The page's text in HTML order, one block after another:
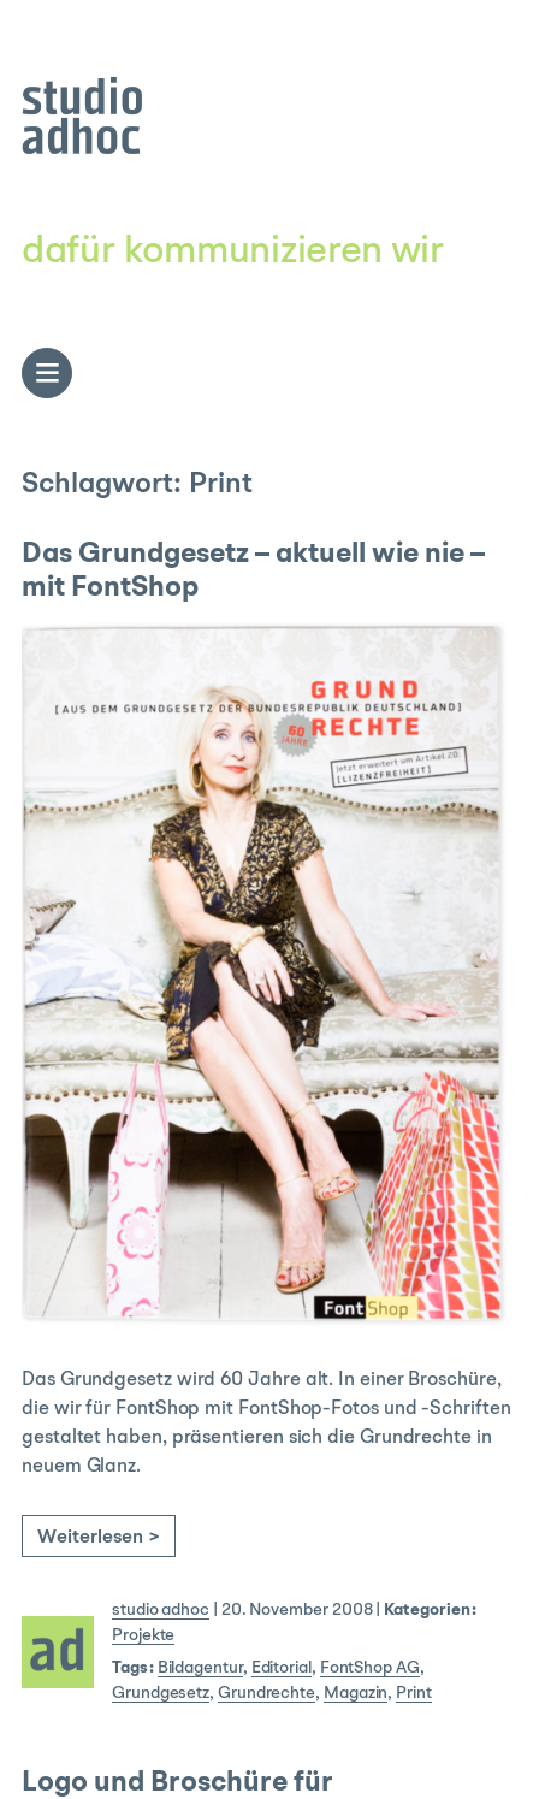
dafür kommunizieren wir
Schlagwort: Print
Das Grundgesetz – aktuell wie nie –
mit FontShop
Das Grundgesetz wird 60 Jahre alt. In einer Broschüre,
die wir für FontShop mit FontShop-Fotos und -Schriften
gestaltet haben, präsentieren sich die Grundrechte in
neuem Glanz.
Weiterlesen >
studio adhoc 20. November 2008|
Kategorien:
Projekte
Tags: Bildagentur, Editorial , FontShop AG,
Grundgesetz, Grundrechte, Magazin, Print
Logo und Broschüre für